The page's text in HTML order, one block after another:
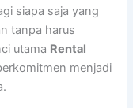
siapa saja yang
tanpa harus
utama Rental
menjadi